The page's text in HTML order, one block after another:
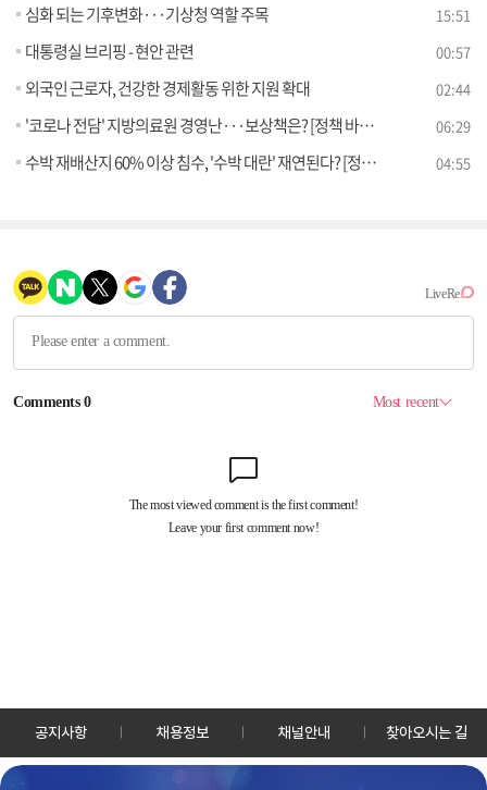
심화 되는 기후변화···기상청 역할 주목 15:51
대통령실 브리핑 - 현안 관련 00:57
외국인 근로자, 건강한 경제활동 위한 지원 확대 02:44
'코로나 전담' 지방의료원 경영난···보상책은? [정책 바로보기] 06:29
수박 재배산지 60% 이상 침수, '수박 대란' 재연된다? [정책 바로보기] 04:55
공지사항 채용정보 채널안내 찾아오시는 길